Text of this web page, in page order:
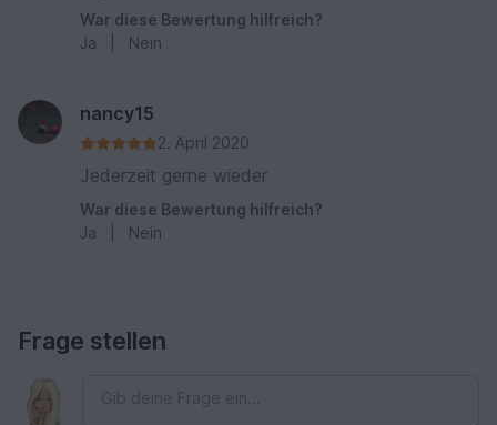
War diese Bewertung hilfreich?
Ja
Nein
nancy15
2. April 2020
Jederzeit gerne wieder
War diese Bewertung hilfreich?
Ja
Nein
Frage stellen